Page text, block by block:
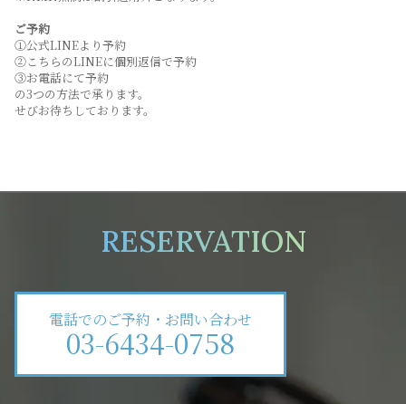
ご予約
①公式LINEより予約
②こちらのLINEに個別返信で予約
③お電話にて予約
の3つの方法で承ります。
せびお待ちしております。
RESERVATION
電話でのご予約・お問い合わせ
03-6434-0758